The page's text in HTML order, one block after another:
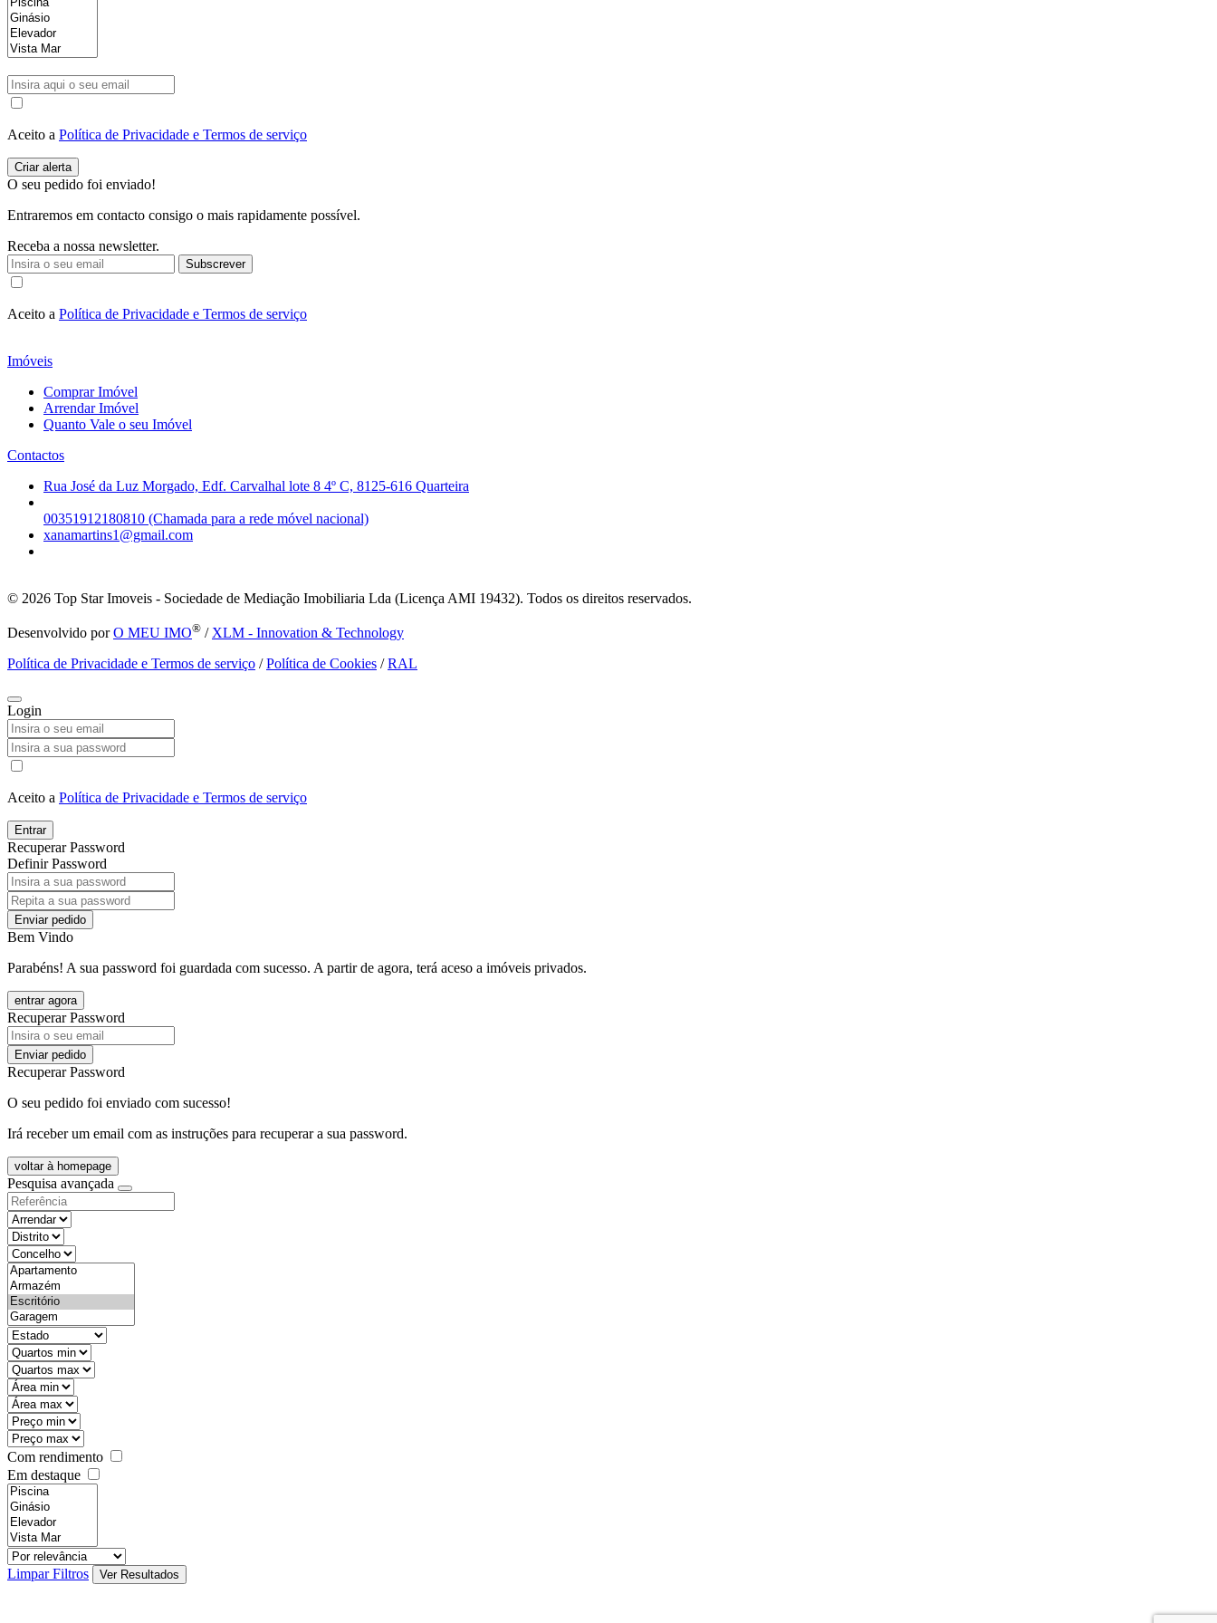
Aceito a Política de Privacidade e Termos de serviço
O seu pedido foi enviado!
Entraremos em contacto consigo o mais rapidamente possível.
Receba a nossa newsletter.
Subscrever
Aceito a Política de Privacidade e Termos de serviço
Imóveis
Comprar Imóvel
Arrendar Imóvel
Quanto Vale o seu Imóvel
Contactos
Rua José da Luz Morgado, Edf. Carvalhal lote 8 4º C, 8125-616 Quarteira
00351912180810 (Chamada para a rede móvel nacional)
xanamartins1@gmail.com
© 2026 Top Star Imoveis - Sociedade de Mediação Imobiliaria Lda (Licença AMI 19432). Todos os direitos reservados.
Desenvolvido porO MEU IMO® / XLM - Innovation & Technology
Política de Privacidade e Termos de serviço /Política de Cookies /RAL
Login
Aceito a Política de Privacidade e Termos de serviço
Entrar
Recuperar Password
Definir Password
Enviar pedido
Bem Vindo
Parabéns! A sua password foi guardada com sucesso. A partir de agora, terá aceso a imóveis privados.
entrar agora
Recuperar Password
Enviar pedido
Recuperar Password
O seu pedido foi enviado com sucesso!
Irá receber um email com as instruções para recuperar a sua password.
voltar à homepage
Pesquisa avançada
objective
districtId
countyId
types
state
mintypo
maxtypo
minarea
maxarea
minprice
maxprice
Com rendimento
Em destaque
features
realestateOrder
Limpar Filtros
Ver Resultados